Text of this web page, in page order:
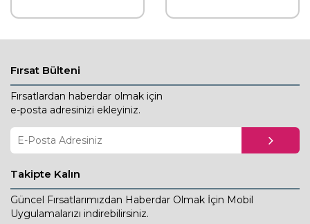
Fırsat Bülteni
Fırsatlardan haberdar olmak için
e-posta adresinizi ekleyiniz.
Takipte Kalın
Güncel Fırsatlarımızdan Haberdar Olmak İçin Mobil
Uygulamalarızı indirebilirsiniz.